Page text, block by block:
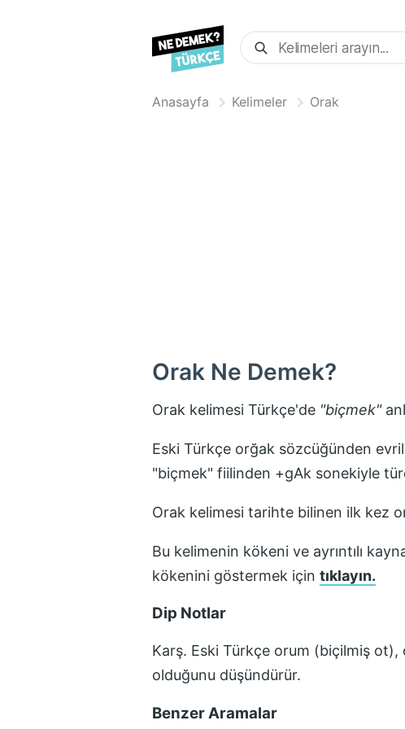
Anasayfa Kelimeler Orak
Orak Ne Demek?
Orak kelimesi Türkçe'de "biçmek"
Eski Türkçe orğak sözcüğünden
"biçmek" fiilinden +gAk sonekiyle
Orak kelimesi tarihte bilinen ilk kez
Bu kelimenin kökeni ve ayrıntılı
kökenini göstermek için tıklayın.
Dip Notlar
Karş. Eski Türkçe orum (biçilmiş
olduğunu düşündürür.
Benzer Aramalar